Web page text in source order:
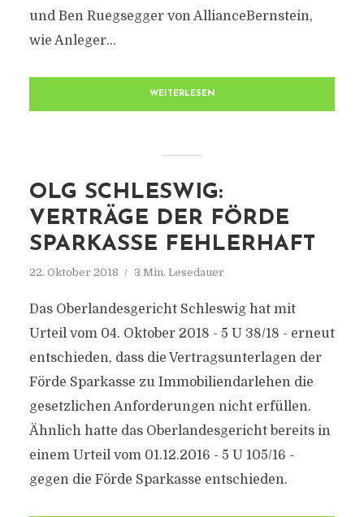
und Ben Ruegsegger von AllianceBernstein,
wie Anleger...
WEITERLESEN
OLG SCHLESWIG:
VERTRÄGE DER FÖRDE
SPARKASSE FEHLERHAFT
22. Oktober 2018 3 Min. Lesedauer
Das Oberlandesgericht Schleswig hat mit
Urteil vom 04. Oktober 2018 - 5 U 38/18 - erneut
entschieden, dass die Vertragsunterlagen der
Förde Sparkasse zu Immobiliendarlehen die
gesetzlichen Anforderungen nicht erfüllen.
Ähnlich hatte das Oberlandesgericht bereits in
einem Urteil vom 01.12.2016 - 5 U 105/16 -
gegen die Förde Sparkasse entschieden.